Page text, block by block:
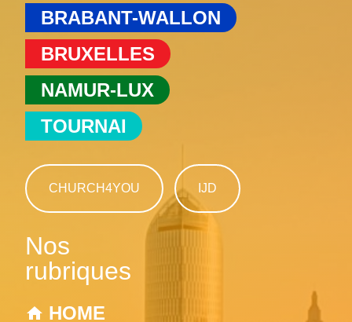
BRABANT-WALLON
BRUXELLES
NAMUR-LUX
TOURNAI
CHURCH4YOU IJD
Nos
rubriques
HOME